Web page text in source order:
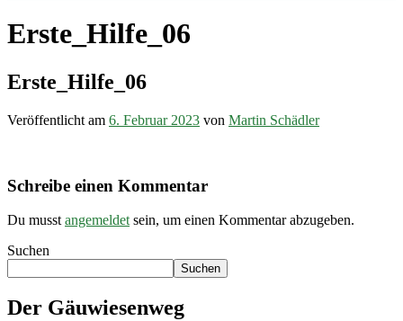
Erste_Hilfe_06
Erste_Hilfe_06
Veröffentlicht am 6. Februar 2023 von Martin Schädler
Schreibe einen Kommentar
Du musst angemeldet sein, um einen Kommentar abzugeben.
Suchen
Suchen
Der Gäuwiesenweg